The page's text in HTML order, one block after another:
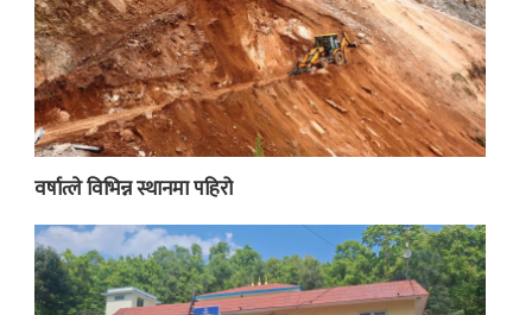
वर्षात्ले विभिन्न स्थानमा पहिरो